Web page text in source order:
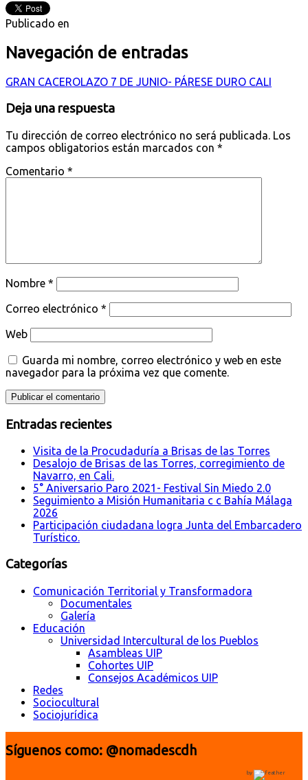
Publicado en
Navegación de entradas
GRAN CACEROLAZO 7 DE JUNIO- PÁRESE DURO CALI
Deja una respuesta
Tu dirección de correo electrónico no será publicada. Los
campos obligatorios están marcados con *
Comentario *
Nombre *
Correo electrónico *
Web
Guarda mi nombre, correo electrónico y web en este
navegador para la próxima vez que comente.
Entradas recientes
Visita de la Procudaduría a Brisas de las Torres
Desalojo de Brisas de las Torres, corregimiento de
Navarro, en Cali.
5° Aniversario Paro 2021- Festival Sin Miedo 2.0
Seguimiento a Misión Humanitaria c c Bahía Málaga
2026
Participación ciudadana logra Junta del Embarcadero
Turístico.
Categorías
Comunicación Territorial y Transformadora
Documentales
Galería
Educación
Universidad Intercultural de los Pueblos
Asambleas UIP
Cohortes UIP
Consejos Académicos UIP
Redes
Sociocultural
Sociojurídica
Síguenos como: @nomadescdh
by